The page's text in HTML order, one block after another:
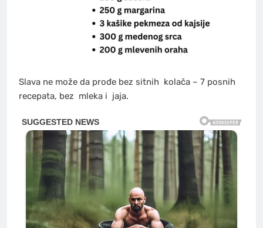
Slava ne može da prođe bez sitnih kolača – 7 posnih
recepata, bez mleka i jaja.